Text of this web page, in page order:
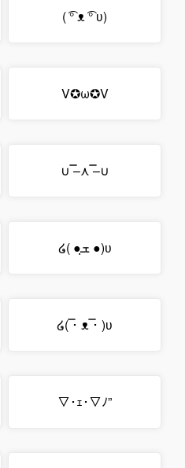
( ͡° ᴥ ͡° ʋ)
V✪ω✪V
∪ ̿–⋏ ̿–∪
໒( ●ܫฺ ●)ʋ
໒( ̿･ ᴥ ̿･ )ʋ
▽･ｪ･▽ﾉ”